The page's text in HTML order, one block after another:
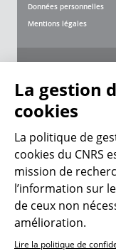
Données personnelles
Mentions légales
Nous suivre
La gestion
cookies
La politique de
cookies du CNRS
mission de
l’information sur
de ceux non
amélioration.
Lire la politique de